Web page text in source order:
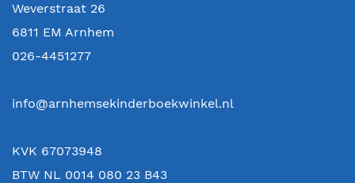
Weverstraat 26
6811 EM Arnhem
026-4451277
info@arnhemsekinderboekwinkel.nl
KVK 67073948
BTW NL 0014 080 23 B43